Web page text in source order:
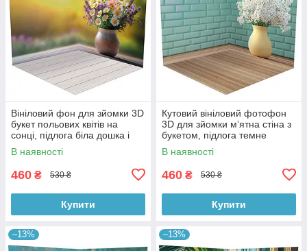
Вініловий фон для зйомки 3D
букет польових квітів на
сонці, підлога біла дошка і
тепле дерево, 50×50 см,
№58617
В наявності
460 ₴ 530 ₴
Купити
Кутовий вініловий фотофон
3D для зйомки мʼятна стіна з
букетом, підлога темне
дерево, 50×50 см, №58620
В наявності
460 ₴ 530 ₴
Купити
–13% –13%